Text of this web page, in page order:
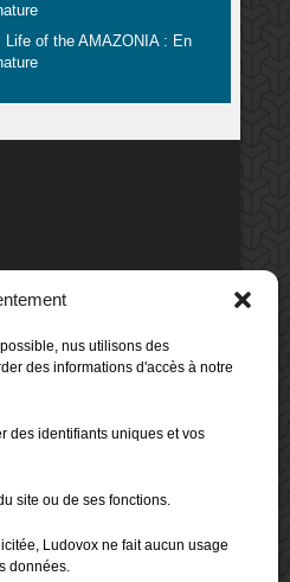
nus utilisons des
des informations d'accès à notre
des identifiants uniques et vos
site ou de ses fonctions.
Ludovox ne fait aucun usage
données.
Life of the AMAZONIA : En